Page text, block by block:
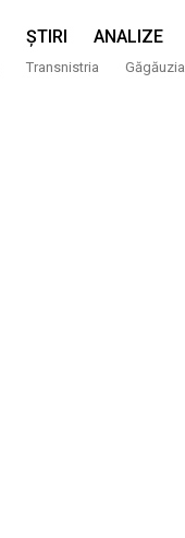
ȘTIRI ANALIZE
Transnistria Găgăuzia